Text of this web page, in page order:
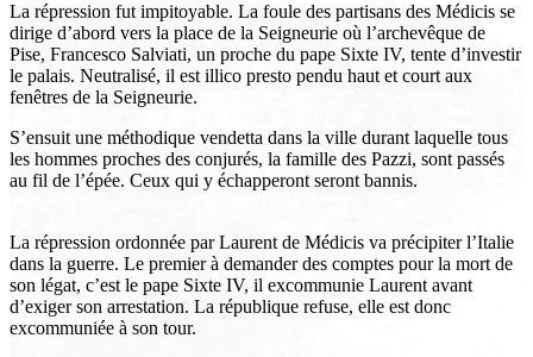
La répression fut impitoyable. La foule des partisans des Médicis se
dirige d’abord vers la place de la Seigneurie où l’archevêque de
Pise, Francesco Salviati, un proche du pape Sixte IV, tente d’investir
le palais. Neutralisé, il est illico presto pendu haut et court aux
fenêtres de la Seigneurie.
S’ensuit une méthodique vendetta dans la ville durant laquelle tous
les hommes proches des conjurés, la famille des Pazzi, sont passés
au fil de l’épée. Ceux qui y échapperont seront bannis.
La répression ordonnée par Laurent de Médicis va précipiter l’Italie
dans la guerre. Le premier à demander des comptes pour la mort de
son légat, c’est le pape Sixte IV, il excommunie Laurent avant
d’exiger son arrestation. La république refuse, elle est donc
excommuniée à son tour.